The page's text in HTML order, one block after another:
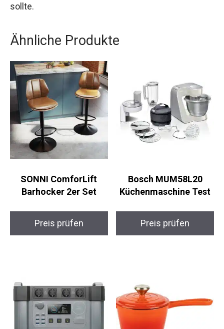
sollte.
Ähnliche Produkte
SONNI ComforLift
Barhocker 2er Set
Preis prüfen
Bosch MUM58L20
Küchenmaschine Test
Preis prüfen